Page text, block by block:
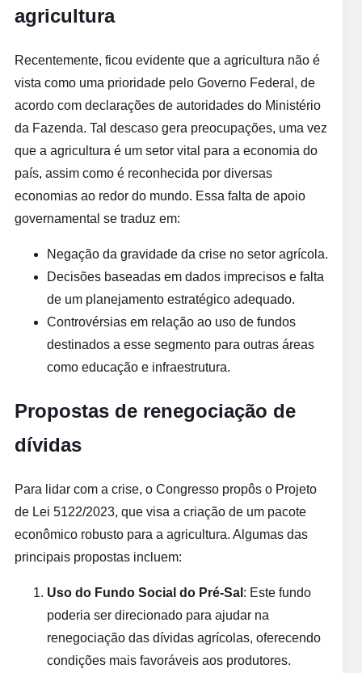
agricultura
Recentemente, ficou evidente que a agricultura não é
vista como uma prioridade pelo Governo Federal, de
acordo com declarações de autoridades do Ministério
da Fazenda. Tal descaso gera preocupações, uma vez
que a agricultura é um setor vital para a economia do
país, assim como é reconhecida por diversas
economias ao redor do mundo. Essa falta de apoio
governamental se traduz em:
Negação da gravidade da crise no setor agrícola.
Decisões baseadas em dados imprecisos e falta
de um planejamento estratégico adequado.
Controvérsias em relação ao uso de fundos
destinados a esse segmento para outras áreas
como educação e infraestrutura.
Propostas de renegociação de
dívidas
Para lidar com a crise, o Congresso propôs o Projeto
de Lei 5122/2023, que visa a criação de um pacote
econômico robusto para a agricultura. Algumas das
principais propostas incluem:
Uso do Fundo Social do Pré-Sal : Este fundo
poderia ser direcionado para ajudar na
renegociação das dívidas agrícolas, oferecendo
condições mais favoráveis aos produtores.